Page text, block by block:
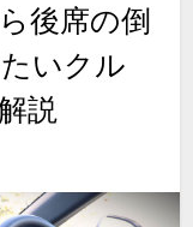
後席の倒
いクル
説